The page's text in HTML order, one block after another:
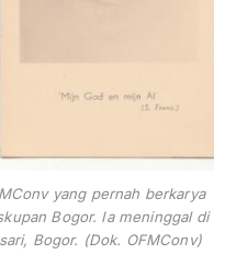
yang pernah berkarya
Bogor. Ia meninggal di
Bogor. (Dok. OFMConv)